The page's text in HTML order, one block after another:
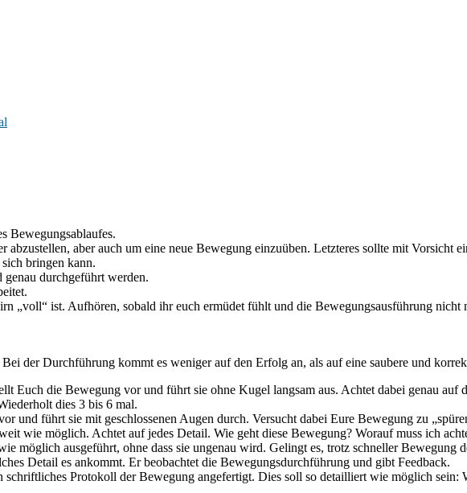
Bewegungsablaufes.
abzustellen, aber auch um eine neue Bewegung einzuüben. Letzteres sollte mit Vorsicht
bringen kann.
durchgeführt werden.
„voll“ ist. Aufhören, sobald ihr euch ermüdet fühlt und die Bewegungsausführung nicht
der Durchführung kommt es weniger auf den Erfolg an, als auf eine saubere und
Euch die Bewegung vor und führt sie ohne Kugel langsam aus. Achtet dabei genau
dies 3 bis 6 mal.
und führt sie mit geschlossenen Augen durch. Versucht dabei Eure Bewegung zu
wie möglich. Achtet auf jedes Detail. Wie geht diese Bewegung? Worauf muss ich
möglich ausgeführt, ohne dass sie ungenau wird. Gelingt es, trotz schneller Bewegung
Detail es ankommt. Er beobachtet die Bewegungsdurchführung und gibt Feedback.
Protokoll der Bewegung angefertigt. Dies soll so detailliert wie möglich sein: